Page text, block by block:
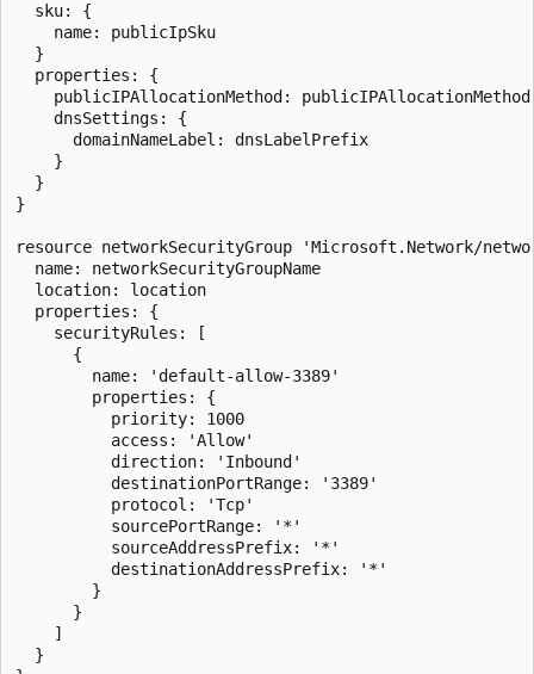
  sku: {
    name: publicIpSku
  }
  properties: {
    publicIPAllocationMethod: publicIPAllocationMethod
    dnsSettings: {
      domainNameLabel: dnsLabelPrefix
    }
  }
}
resource networkSecurityGroup 'Microsoft.Network/
  name: networkSecurityGroupName
  location: location
  properties: {
    securityRules: [
      {
        name: 'default-allow-3389'
        properties: {
          priority: 1000
          access: 'Allow'
          direction: 'Inbound'
          destinationPortRange: '3389'
          protocol: 'Tcp'
          sourcePortRange: '*'
          sourceAddressPrefix: '*'
          destinationAddressPrefix: '*'
        }
      }
    ]
  }